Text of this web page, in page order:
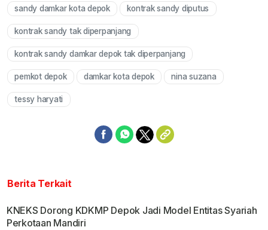
sandy damkar kota depok kontrak sandy diputus
kontrak sandy tak diperpanjang
kontrak sandy damkar depok tak diperpanjang
pemkot depok damkar kota depok nina suzana
tessy haryati
Berita Terkait
KNEKS Dorong KDKMP Depok Jadi Model Entitas Syariah
Perkotaan Mandiri